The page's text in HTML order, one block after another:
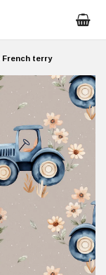
French terry